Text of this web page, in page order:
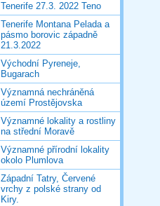
Tenerife 27.3. 2022 Teno
Tenerife Montana Pelada a
pásmo borovic západně
21.3.2022
Východní Pyreneje,
Bugarach
Významná nechráněná
území Prostějovska
Významné lokality a rostliny
na střední Moravě
Významné přírodní lokality
okolo Plumlova
Západní Tatry, Červené
vrchy z polské strany od
Kiry.